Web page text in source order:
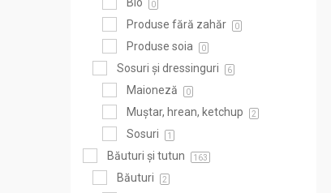
Bio 0
Produse fără zahăr 0
Produse soia 0
Sosuri și dressinguri 6
Maioneză 0
Muștar, hrean, ketchup 2
Sosuri 1
Băuturi și tutun 163
Băuturi 2